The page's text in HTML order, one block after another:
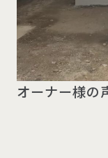
オーナー様の